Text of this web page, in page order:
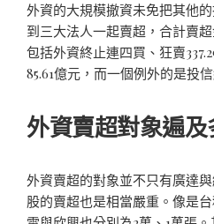
外資的大規模撤資未免把其他
到三大法人一起賣超，合計賣
包括外資終止連四買、狂賣
85.61億元，而一個例外的是投
外資賣超對象遍
外資賣超的對象並不只有廣達
股的賣超也是相當嚴重。像是